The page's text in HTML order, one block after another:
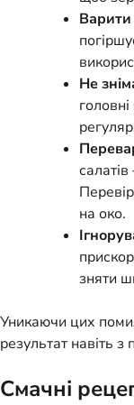
Варити
Не
на око.
зняти
Уникаючи цих
результат навіть
Смачні